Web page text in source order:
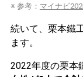
※ 参考： マイナビ
続いて、栗本鐵
ます。
2022年度の栗本